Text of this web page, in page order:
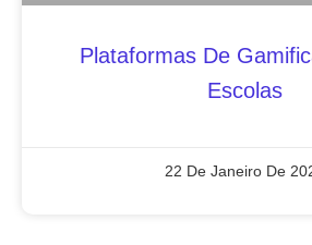
Plataformas De
Escolas
22 De Janeiro De